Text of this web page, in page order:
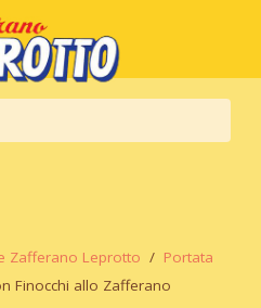
Zafferano Leprotto
Portata
Finocchi allo Zafferano